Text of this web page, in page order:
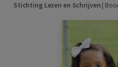
Stichting Lezen en Schrijven |